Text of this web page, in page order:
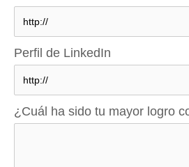
Perfil de LinkedIn
¿Cuál ha sido tu mayor logro